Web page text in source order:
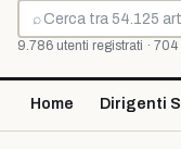
⌕
Cerca
9.786 utenti registrati ·
Home Dirigenti